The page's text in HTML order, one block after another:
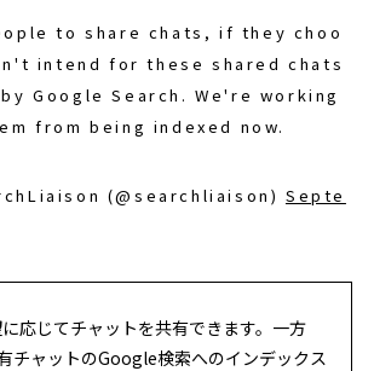
to share chats, if they choo
intend for these shared chats
Google Search. We're working
from being indexed now.
(@searchliaison) Septe
応じてチャットを共有できます。一方
チャットのGoogle検索へのインデックス